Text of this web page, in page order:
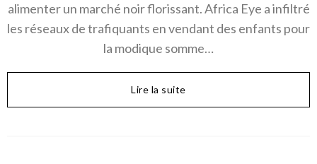
alimenter un marché noir florissant. Africa Eye a infiltré
les réseaux de trafiquants en vendant des enfants pour
la modique somme…
Lire la suite